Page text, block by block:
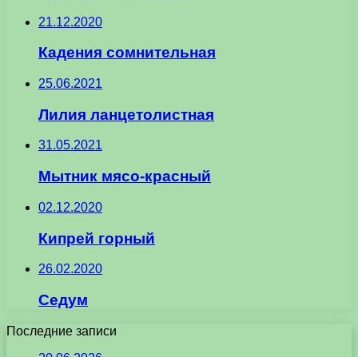
21.12.2020
Кадения сомнительная
25.06.2021
Лилия ланцетолистная
31.05.2021
Мытник мясо-красный
02.12.2020
Кипрей горный
26.02.2020
Седум
Последние записи